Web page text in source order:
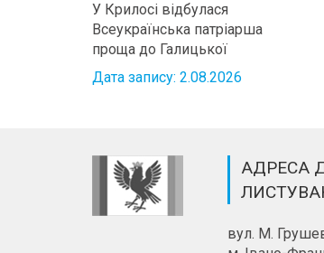
У Крилосі відбулася
Всеукраїнська патріарша
проща до Галицької
чудотворної ікони
Дата запису: 2.08.2026
АДРЕСА
вул. М.